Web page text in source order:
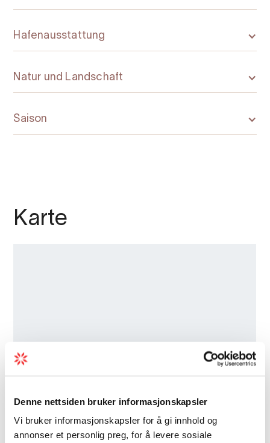
Denne nettsiden bruker informasjonskapsler
Vi bruker informasjonskapsler for å gi innhold og
annonser et personlig preg, for å levere sosiale
Hafenausstattung
Natur und Landschaft
Saison
Karte